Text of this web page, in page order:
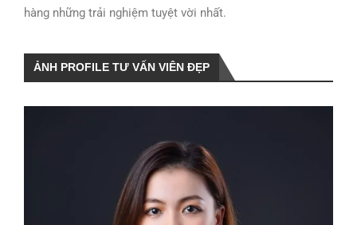
hàng những trải nghiệm tuyệt vời nhất.
ẢNH PROFILE TƯ VẤN VIÊN ĐẸP